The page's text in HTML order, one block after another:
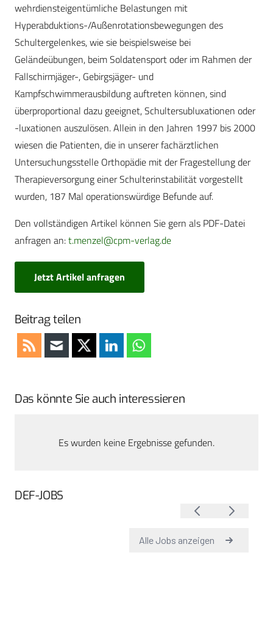
wehrdiensteigentümliche Belastungen mit
Hyperabduktions-/Außenrotationsbewegungen des
Schultergelenkes, wie sie beispielsweise bei
Geländeübungen, beim Soldatensport oder im Rahmen der
Fallschirmjäger-, Gebirgsjäger- und
Kampfschwimmerausbildung auftreten können, sind
überproportional dazu geeignet, Schultersubluxationen oder
-luxationen auszulösen. Allein in den Jahren 1997 bis 2000
wiesen die Patienten, die in unserer fachärztlichen
Untersuchungsstelle Orthopädie mit der Fragestellung der
Therapieversorgung einer Schulterinstabilität vorgestellt
wurden, 187 Mal operationswürdige Befunde auf.
Den vollständigen Artikel können Sie gern als PDF-Datei
anfragen an:t.menzel@cpm-verlag.de
Jetzt Artikel anfragen
Beitrag teilen
Das könnte Sie auch interessieren
Es wurden keine Ergebnisse gefunden.
DEF-JOBS